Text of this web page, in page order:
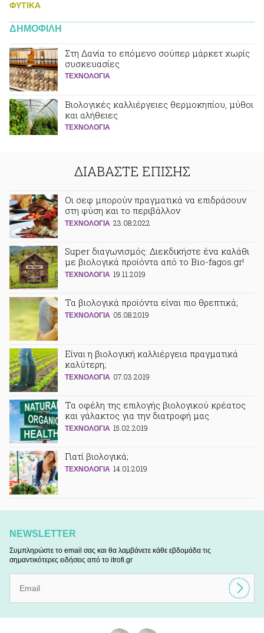
ΦΥΤΙΚA
ΔΗΜΟΦΙΛΗ
Στη Δανία το επόμενο σούπερ μάρκετ χωρίς
συσκευασίες
ΤΕΧΝΟΛΟΓΙΑ
Βιολογικές καλλιέργειες θερμοκηπίου, μύθοι
και αλήθειες
ΤΕΧΝΟΛΟΓΙΑ
ΔΙΑΒΑΣΤΕ ΕΠΙΣΗΣ
Οι σεφ μπορούν πραγματικά να επιδράσουν
στη φύση και το περιβάλλον
ΤΕΧΝΟΛΟΓΙΑ 23.08.2022
Super διαγωνισμός: Διεκδικήστε ένα καλάθι
με βιολογικά προϊόντα από το Βio-fagos.gr!
ΤΕΧΝΟΛΟΓΙΑ 19.11.2019
Τα βιολογικά προϊόντα είναι πιο θρεπτικά;
ΤΕΧΝΟΛΟΓΙΑ 05.08.2019
Είναι η βιολογική καλλιέργεια πραγματικά
καλύτερη;
ΤΕΧΝΟΛΟΓΙΑ 07.03.2019
Τα οφέλη της επιλογής βιολογικού κρέατος
και γάλακτος για την διατροφή μας
ΤΕΧΝΟΛΟΓΙΑ 15.02.2019
Γιατί βιολογικά;
ΤΕΧΝΟΛΟΓΙΑ 14.01.2019
NEWSLETTER
Συμπληρώστε το email σας και θα λαμβάνετε κάθε εβδομάδα τις
σημαντικότερες ειδήσεις από το itrofi.gr